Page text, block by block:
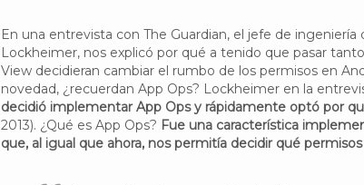
En una entrevista con The Guardian, el jefe de
Lockheimer, nos explicó por qué a tenido que pasar
View decidieran cambiar el rumbo de los permisos en
novedad, ¿recuerdan App Ops? Lockheimer en la
decidió implementar App Ops y rápidamente optó por
2013). ¿Qué es App Ops? Fue una característica
que, al igual que ahora, nos permitía decidir qué